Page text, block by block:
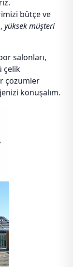
bütçe ve
yüksek müşteri
salonları,
çelik
çözümler
konuşalım.